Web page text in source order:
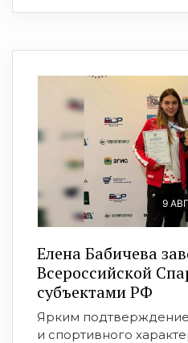
9
Елена Бабичева
Всероссийской
субъектами РФ
Ярким
и спортивного